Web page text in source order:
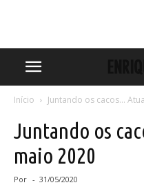
Início Juntando os cacos...
Juntando os
maio 2020
Por - 31/05/2020